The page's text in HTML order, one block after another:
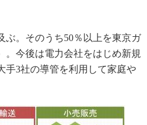
。そのうち50％以上を東京ガ
。今後は電力会社をはじめ新規
手3社の導管を利用して家庭や